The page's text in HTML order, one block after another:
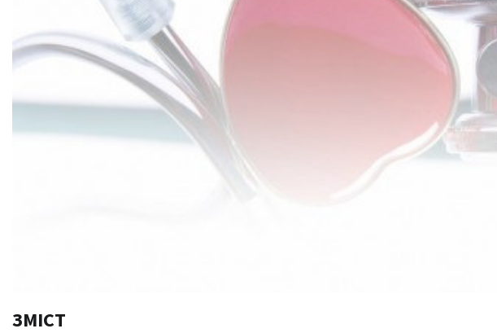
ЗМІСТ